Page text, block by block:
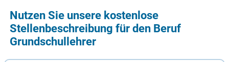
Nutzen Sie unsere kostenlose
Stellenbeschreibung für den Beruf
Grundschullehrer